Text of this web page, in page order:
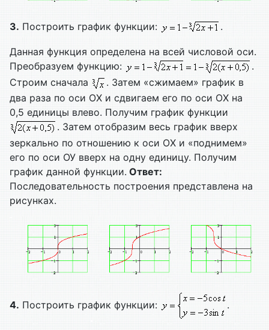
3. Построить график функции: .
Данная функция определена на всей числовой оси.
Преобразуем функцию:
.
Строим сначала
. Затем «сжимаем» график в
два раза по оси ОХ и сдвигаем его по оси ОХ на
0,5 единицы влево. Получим график функции
. Затем отобразим весь график вверх
зеркально по отношению к оси ОХ и «поднимем»
его по оси ОУ вверх на одну единицу. Получим
график данной функции. Ответ:
Последовательность построения представлена на
рисунках.
4. Построить график функции: .